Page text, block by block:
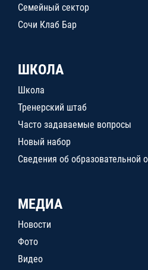
Семейный сектор
Сочи Клаб Бар
ШКОЛА
Школа
Тренерский штаб
Часто задаваемые вопросы
Новый набор
Сведения об образовательной
МЕДИА
Новости
Фото
Видео